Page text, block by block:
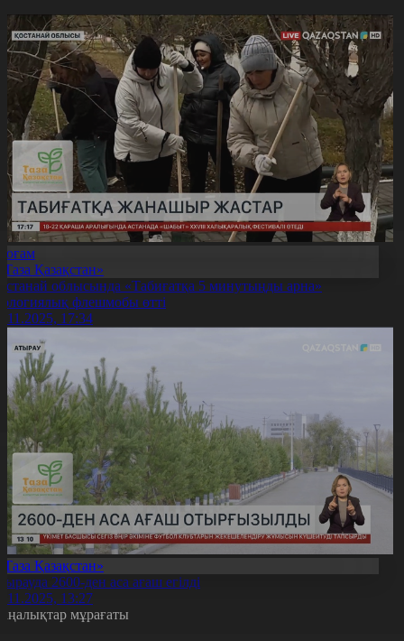
Қазақстан»
облысында «Табиғатқа 5 минутыңды арна»
флешмобы өтті
17:34
Қазақстан»
2600-ден аса ағаш егілді
13:27
мұрағаты